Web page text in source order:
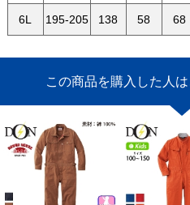
6L 195-205 138 58 68
この商品を購入した人